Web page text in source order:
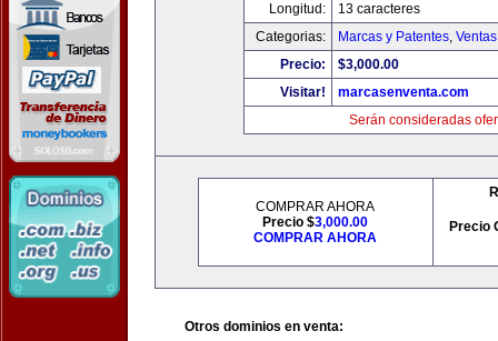
Longitud:
13 caracteres
Categorias:
Marcas y Patentes,
Precio:
$3,000.00
Visitar!
marcasenventa.com
Serán consideradas
COMPRAR AHORA
Precio $3,000.00
COMPRAR AHORA
Precio
Otros dominios en venta: